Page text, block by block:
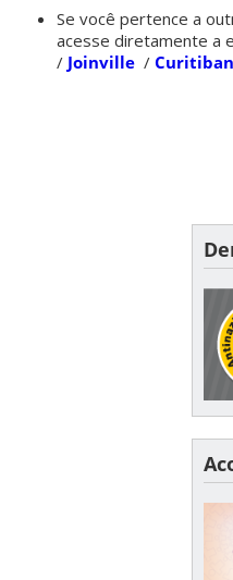
Se você pertence a
acesse diretamente a
/ Joinville /